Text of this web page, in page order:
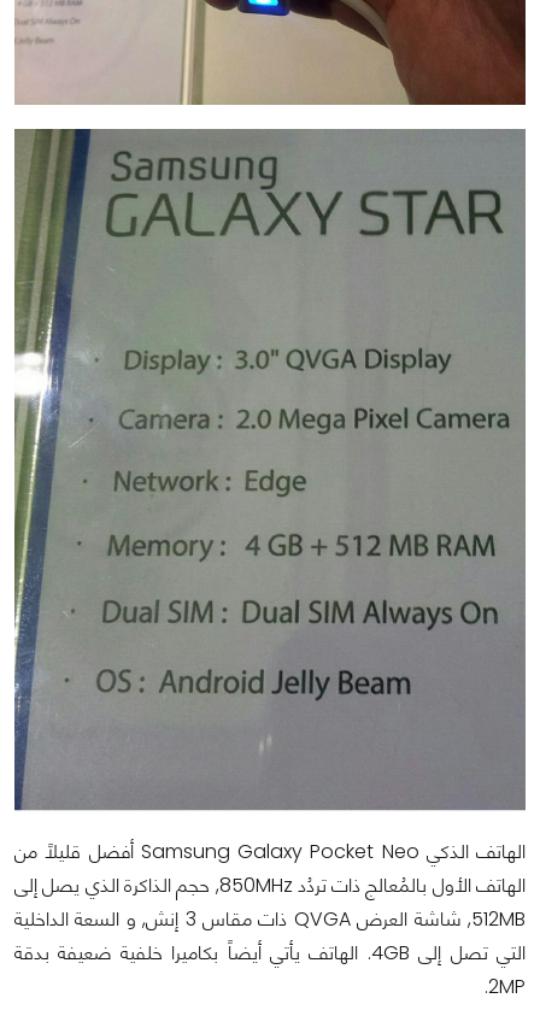
الهاتف الذكي Samsung Galaxy Pocket Neo أفضل قليلاً من
الهاتف الأول بالمُعالج ذات تردُد 850MHz, حجم الذاكرة الذي يصل إلى
512MB, شاشة العرض QVGA ذات مقاس 3 إنش, و السعة الداخلية
التي تصل إلى 4GB. الهاتف يأتي أيضاً بكاميرا خلفية ضعيفة بدقة
2MP.